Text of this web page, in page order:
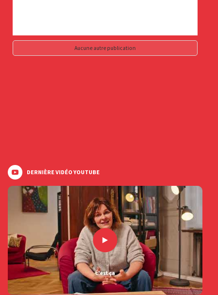
Aucune autre publication
DERNIÈRE VIDÉO YOUTUBE